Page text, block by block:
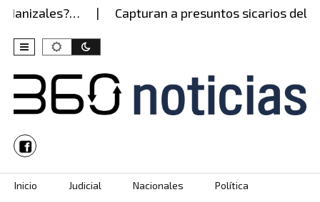
Capturan a presuntos sicarios del
Skip to content
Inicio Judicial Nacionales
Política